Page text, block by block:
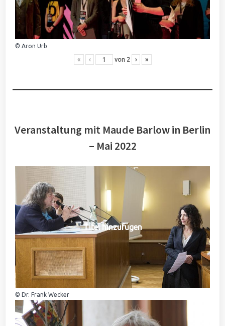
© Aron Urb
« ‹ von 2 › »
Veranstaltung mit Maude Barlow in Berlin
– Mai 2022
Titel hinzufügen
© Dr. Frank Wecker